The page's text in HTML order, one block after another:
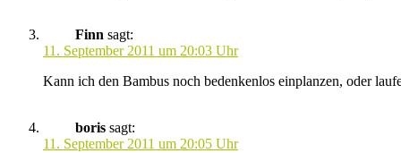
Finn sagt:
11. September 2011 um 20:03 Uhr
Kann ich den Bambus noch bedenkenlos einplanzen, oder
boris sagt:
11. September 2011 um 20:05 Uhr